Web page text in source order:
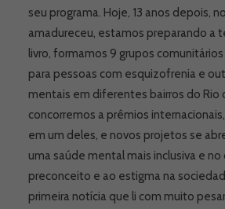
seu programa. Hoje, 13 anos depois,
amadureceu, estamos preparando a
livro, formamos 9 grupos
para pessoas com esquizofrenia e
mentais em diferentes bairros do Rio
concorremos a prêmios
em um deles, e novos projetos se
uma saúde mental mais inclusiva e
preconceito e ao estigma na
primeira notícia que li com muito